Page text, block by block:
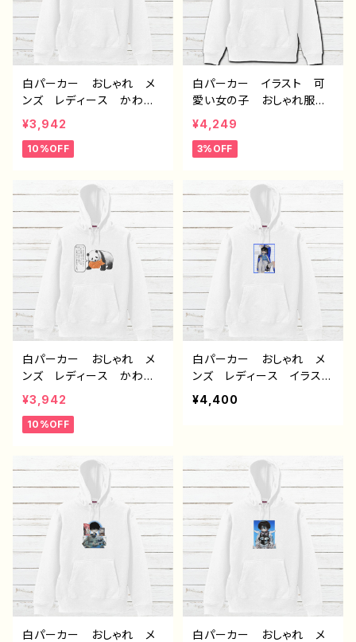
ね G-6
白パーカー おしゃれ メ
ンズ レディース かわい
い おもしろパーカー パ
ンダ 動物 ゆるかわ イ
ラスト おすすめ 個性
るい ネタ系 人気 イラ
ストレーター クリエイタ
ー 絵師 オリジナル デ
ザイン グッズ 悪いことを
言うパンダ タイトル：たい
やき悪パンダ 作：こさつ
¥3,942
10%OFF
白パーカー イラスト 可
愛い女の子 おしゃれ服
病みかわいい メンヘラ
ヤンデレ 指ハート メン
ズ レディース おすす
トカット おさげ 人気 イ
ラストレーター 絵師 ク
リエイター オリジナル デ
ザイン グッズ タイトル：
つるせpattern38 作：つる
¥4,249
3%OFF
白パーカー おしゃれ メ
ンズ レディース かわい
い おもしろパーカー パ
ンダ 動物 ゆるかわ イ
ラスト おすすめ 個性
るい ネタ系 人気 イラ
ストレーター クリエイタ
ー 絵師 オリジナル デ
ザイン グッズ 悪いことを
言うパンダ タイトル：たい
やき悪パンダ セリフ付き
¥3,942
10%OFF
白パーカー おしゃれ メ
ンズ レディース イラス
ト 男の子 イケメン ショ
タ 少年 かわいい かっ
ラストレーター 絵師 オ
リジナル デザイン グッ
ズ 片面印刷 タイトル：風
邪引きサッカー部 作：風
邪早僕（ぼく）
¥4,400
白パーカー おしゃれ メ
白パーカー おしゃれ メ